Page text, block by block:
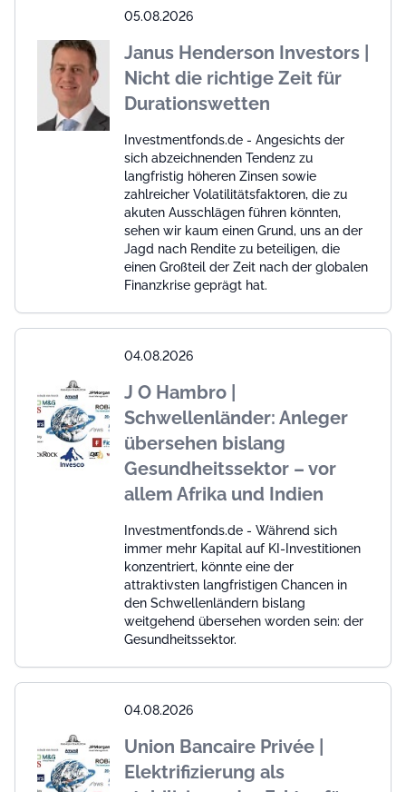
05.08.2026
Janus Henderson Investors |
Nicht die richtige Zeit für
Durationswetten
Investmentfonds.de - Angesichts der
sich abzeichnenden Tendenz zu
langfristig höheren Zinsen sowie
zahlreicher Volatilitätsfaktoren, die zu
akuten Ausschlägen führen könnten,
sehen wir kaum einen Grund, uns an der
Jagd nach Rendite zu beteiligen, die
einen Großteil der Zeit nach der globalen
Finanzkrise geprägt hat.
04.08.2026
J O Hambro |
Schwellenländer: Anleger
übersehen bislang
Gesundheitssektor – vor
allem Afrika und Indien
Investmentfonds.de - Während sich
immer mehr Kapital auf KI-Investitionen
konzentriert, könnte eine der
attraktivsten langfristigen Chancen in
den Schwellenländern bislang
weitgehend übersehen worden sein: der
Gesundheitssektor.
04.08.2026
Union Bancaire Privée |
Elektrifizierung als